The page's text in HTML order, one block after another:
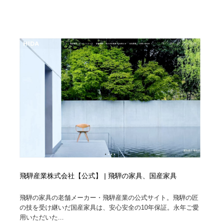
飛騨産業株式会社【公式】 | 飛騨の家具、国産家具
飛騨の家具の老舗メーカー・飛騨産業の公式サイト。飛騨の匠
の技を受け継いだ国産家具は、安心安全の10年保証。永年ご愛
用いただいた...